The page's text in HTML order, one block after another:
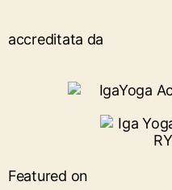
accreditata da
Featured on